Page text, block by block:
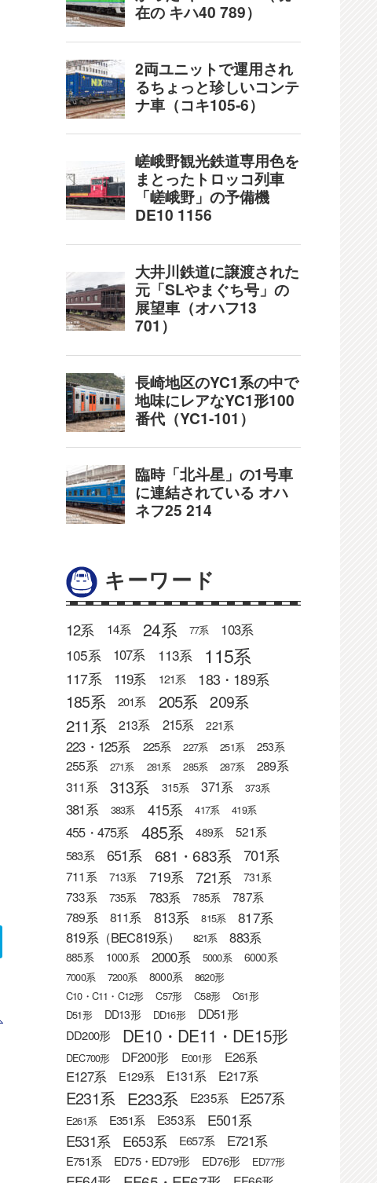
キーワード
12系 14系 24系 77系 103系
105系 107系 113系 115系
117系 119系 121系 183・189系
185系 201系 205系 209系
211系 213系 215系 221系
223・125系 225系 227系 251系 253系
255系 271系 281系 285系 287系
289系
311系
313系 315系 371系 373系
381系 383系 415系 417系 419系
455・475系 485系 489系 521系
583系 651系 681・683系 701系
711系 713系 719系 721系 731系
733系 735系 783系 785系 787系
789系 811系 813系 815系 817系
819系（BEC819系） 821系 883系
885系 1000系 2000系 5000系 6000系
7000系 7200系 8000系
8620形
C10・C11・C12形
C57形 C58形
C61形
D51形
DD13形 DD16形 DD51形
DD200形 DE10・DE11・DE15形
DEC700形 DF200形 E001形 E26系
E127系 E129系 E131系 E217系
E231系 E233系 E235系 E257系
E261系 E351系 E353系 E501系
E531系 E653系 E657系 E721系
E751系 ED75・ED79形 ED76形 ED77形